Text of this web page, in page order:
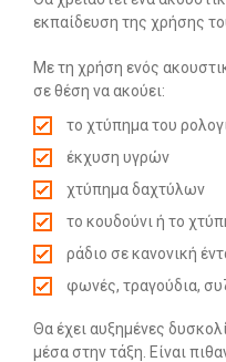
εκπαίδευση της χρήσης
Με τη χρήση ενός
σε θέση να ακούει:
το χτύπημα του
έκχυση υγρών
χτύπημα δαχτύλων
το κουδούνι ή το
ράδιο σε κανονική
φωνές, τραγούδια,
Θα έχει αυξημένες
μέσα στην τάξη. Είναι